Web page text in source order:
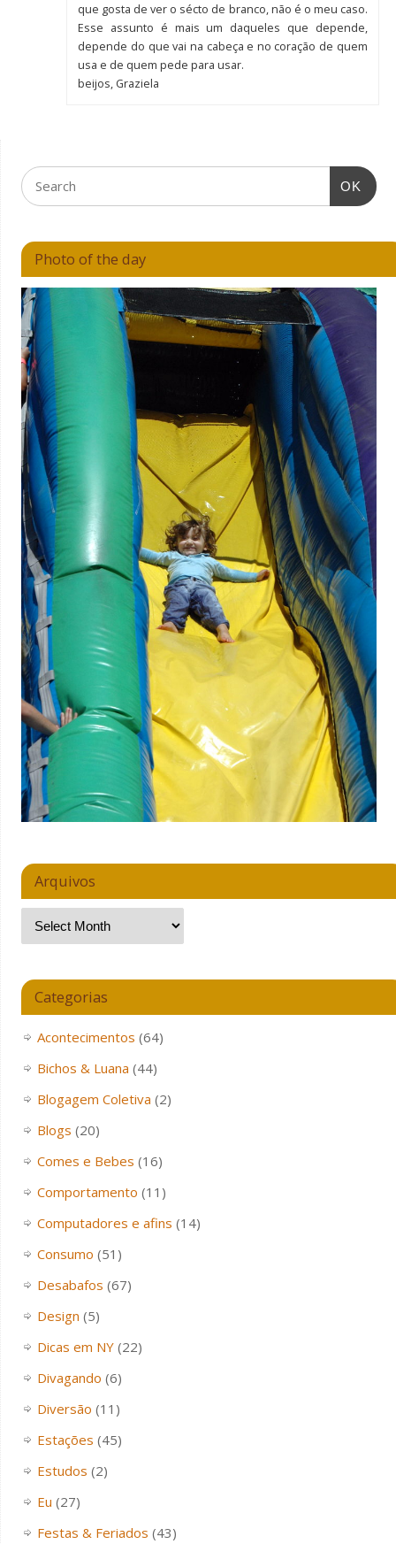
que gosta de ver o sécto de branco, não é o meu caso.
Esse assunto é mais um daqueles que depende,
depende do que vai na cabeça e no coração de quem
usa e de quem pede para usar.
beijos, Graziela
OK
Photo of the day
Arquivos
Categorias
Acontecimentos (64)
Bichos & Luana (44)
Blogagem Coletiva (2)
Blogs (20)
Comes e Bebes (16)
Comportamento (11)
Computadores e afins (14)
Consumo (51)
Desabafos (67)
Design (5)
Dicas em NY(22)
Divagando (6)
Diversão (11)
Estações (45)
Estudos (2)
Eu (27)
Festas & Feriados (43)